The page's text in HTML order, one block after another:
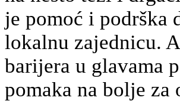
je pomoć i podrška
lokalnu zajednicu.
barijera u glavama
pomaka na bolje za